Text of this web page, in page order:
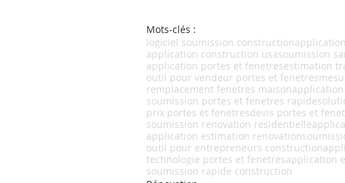
Mots-clés :
logiciel soumission construction
application construction usasoumission
application portes et fenetresestimation
outil pour vendeur portes et fenetres
remplacement fenetres maison
soumission portes et fenetres rapide
prix portes et fenetresdevis portes et
soumission renovation residentielle
application estimation renovation
outil pour entrepreneurs construction
technologie portes et fenetresapplication
soumission rapide construction